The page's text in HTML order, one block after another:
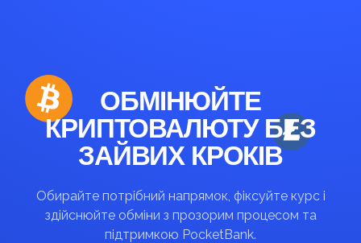
ОБМІНЮЙТЕ
КРИПТОВАЛЮТУ БЕЗ
ЗАЙВИХ КРОКІВ
Обирайте потрібний напрямок, фіксуйте курс і
здійснюйте обміни з прозорим процесом та
підтримкою PocketBank.